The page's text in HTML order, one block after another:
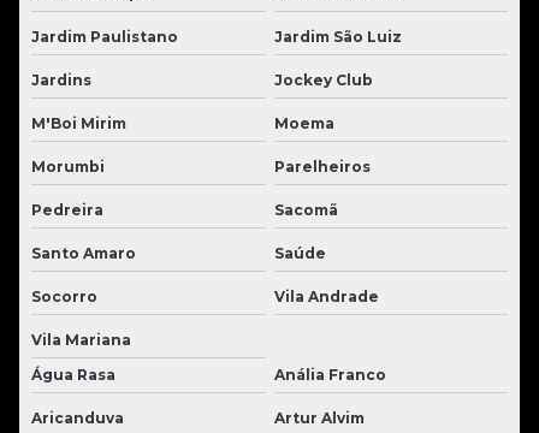
Jardim Paulistano Jardim São Luiz
Jardins Jockey Club
M'Boi Mirim Moema
Morumbi Parelheiros
Pedreira Sacomã
Santo Amaro Saúde
Socorro Vila Andrade
Vila Mariana
Água Rasa
Anália Franco
Aricanduva Artur Alvim